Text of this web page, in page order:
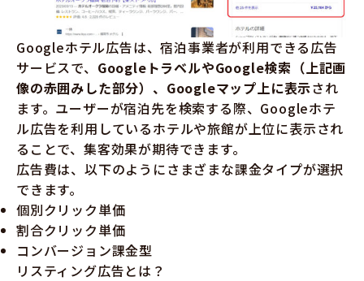
Googleホテル広告は、宿泊事業者が利用できる広告
サービスで、 GoogleトラベルやGoogle検索（上記画
像の赤囲みした部分）、Googleマップ上に表示され
ます。ユーザーが宿泊先を検索する際、Googleホテ
ル広告を利用しているホテルや旅館が上位に表示され
ることで、集客効果が期待できます。
広告費は、以下のようにさまざまな課金タイプが選択
できます。
個別クリック単価
割合クリック単価
コンバージョン課金型
リスティング広告とは？